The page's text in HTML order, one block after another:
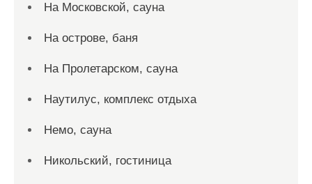
На Московской, сауна
На острове, баня
На Пролетарском, сауна
Наутилус, комплекс отдыха
Немо, сауна
Никольский, гостиница